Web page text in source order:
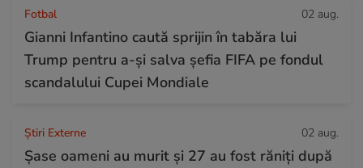
Fotbal 02 aug.
Gianni Infantino caută sprijin în tabăra lui
Trump pentru a-și salva șefia FIFA pe fondul
scandalului Cupei Mondiale
Știri Externe 02 aug.
Șase oameni au murit și 27 au fost răniți după